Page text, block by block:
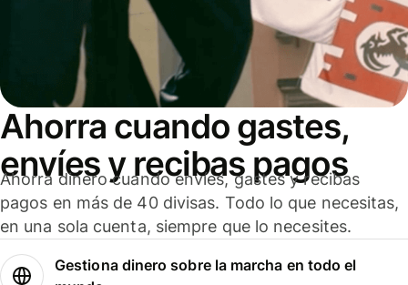
Ahorra cuando gastes,
envíes y recibas pagos
Ahorra dinero cuando envíes, gastes y recibas
pagos en más de 40 divisas. Todo lo que necesitas,
en una sola cuenta, siempre que lo necesites.
Gestiona dinero sobre la marcha en todo el